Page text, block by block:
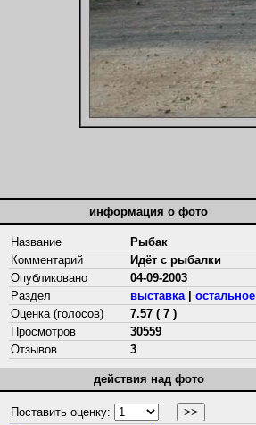
информация о фото
Название
Рыбак
Комментарий
Идёт с рыбалки
Опубликовано
04-09-2003
Раздел
выставка| остальное
Оценка (голосов)
7.57 ( 7 )
Просмотров
30559
Отзывов
3
действия над фото
Поставить оценку: